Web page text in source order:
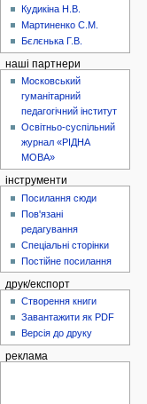
Кудикіна Н.В.
Мартиненко С.М.
Бєлєнька Г.В.
наші партнери
Московський
гуманітарний
педагогічний інститут
Освітньо-суспільний
журнал «РІДНА
МОВА»
інструменти
Посилання сюди
Пов'язані
редагування
Спеціальні сторінки
Постійне посилання
друк/експорт
Створення книги
Завантажити як PDF
Версія до друку
реклама